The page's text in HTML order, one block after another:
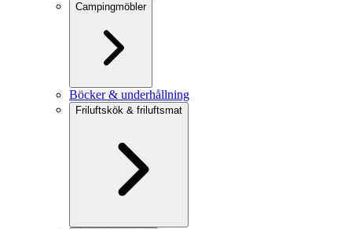
Campingmöbler
Böcker & underhållning
Friluftskök & friluftsmat